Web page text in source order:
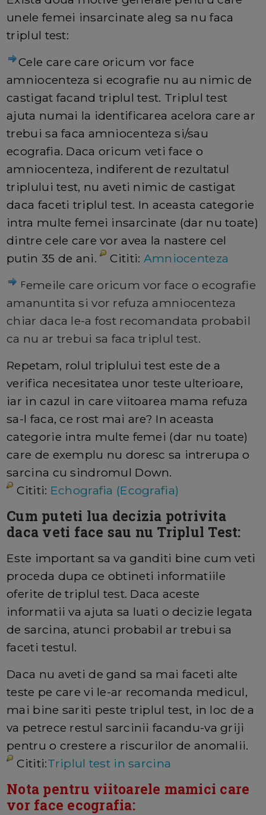
unele femei insarcinate aleg sa nu faca
triplul test:
Cele care care oricum vor face
amniocenteza si ecografie nu au nimic de
castigat facand triplul test. Triplul test
ajuta numai la identificarea acelora care ar
trebui sa faca amniocenteza si/sau
ecografia. Daca oricum veti face o
amniocenteza, indiferent de rezultatul
triplului test, nu aveti nimic de castigat
daca faceti triplul test. In aceasta categorie
intra multe femei insarcinate (dar nu toate)
dintre cele care vor avea la nastere cel
putin 35 de ani.
Cititi: Amniocenteza
Femeile care oricum vor face o ecografie
amanuntita si vor refuza amniocenteza
chiar daca le-a fost recomandata probabil
ca nu ar trebui sa faca triplul test.
Repetam, rolul triplului test este de a
verifica necesitatea unor teste ulterioare,
iar in cazul in care viitoarea mama refuza
sa-l faca, ce rost mai are? In aceasta
categorie intra multe femei (dar nu toate)
care de exemplu nu doresc sa intrerupa o
sarcina cu sindromul Down.
Cititi: Echografia (Ecografia)
Cum puteti lua decizia potrivita
daca veti face sau nu Triplul Test:
Este important sa va ganditi bine cum veti
proceda dupa ce obtineti informatiile
oferite de triplul test. Daca aceste
informatii va ajuta sa luati o decizie legata
de sarcina, atunci probabil ar trebui sa
faceti testul.
Daca nu aveti de gand sa mai faceti alte
teste pe care vi le-ar recomanda medicul,
mai bine sariti peste triplul test, in loc de a
va petrece restul sarcinii facandu-va griji
pentru o crestere a riscurilor de anomalii.
Cititi:Triplul test in sarcina
Nota pentru viitoarele mamici care
vor face ecografia: